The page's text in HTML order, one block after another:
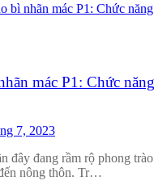
mác P1: Chức
7, 2023
đây đang rầm rộ phong
nông thôn. Tr…